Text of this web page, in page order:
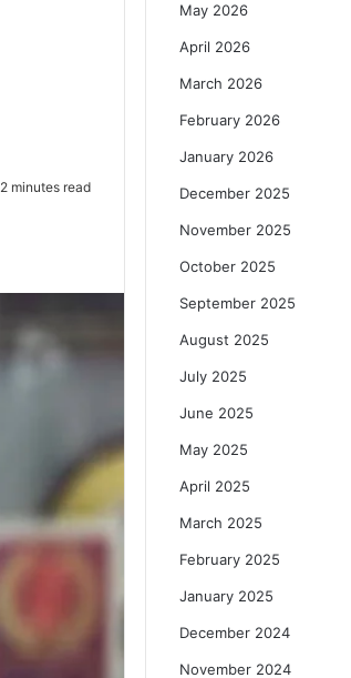
2 minutes read
May 2026
April 2026
March 2026
February 2026
January 2026
December 2025
November 2025
October 2025
September 2025
August 2025
July 2025
June 2025
May 2025
April 2025
March 2025
February 2025
January 2025
December 2024
November 2024